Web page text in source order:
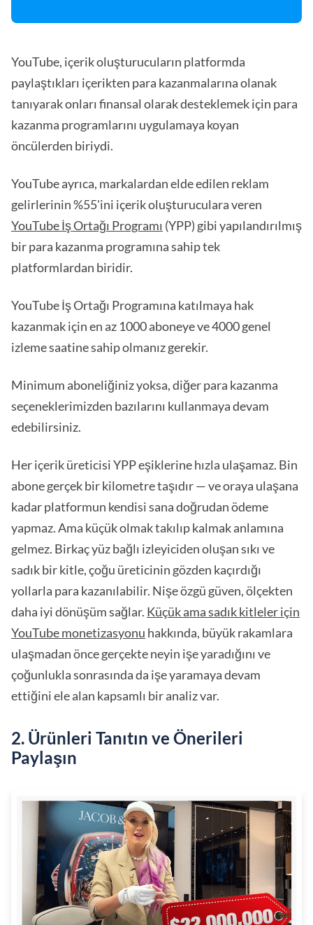
YouTube, içerik oluşturucuların platformda
paylaştıkları içerikten para kazanmalarına olanak
tanıyarak onları finansal olarak desteklemek için para
kazanma programlarını uygulamaya koyan
öncülerden biriydi.
YouTube ayrıca, markalardan elde edilen reklam
gelirlerinin %55'ini içerik oluşturuculara veren
YouTube İş Ortağı Programı (YPP) gibi yapılandırılmış
bir para kazanma programına sahip tek
platformlardan biridir.
YouTube İş Ortağı Programına katılmaya hak
kazanmak için en az 1000 aboneye ve 4000 genel
izleme saatine sahip olmanız gerekir.
Minimum aboneliğiniz yoksa, diğer para kazanma
seçeneklerimizden bazılarını kullanmaya devam
edebilirsiniz.
Her içerik üreticisi YPP eşiklerine hızla ulaşamaz. Bin
abone gerçek bir kilometre taşıdır — ve oraya ulaşana
kadar platformun kendisi sana doğrudan ödeme
yapmaz. Ama küçük olmak takılıp kalmak anlamına
gelmez. Birkaç yüz bağlı izleyiciden oluşan sıkı ve
sadık bir kitle, çoğu üreticinin gözden kaçırdığı
yollarla para kazanılabilir. Nişe özgü güven, ölçekten
daha iyi dönüşüm sağlar. Küçük ama sadık kitleler için
YouTube monetizasyonu hakkında, büyük rakamlara
ulaşmadan önce gerçekte neyin işe yaradığını ve
çoğunlukla sonrasında da işe yaramaya devam
ettiğini ele alan kapsamlı bir analiz var.
2. Ürünleri Tanıtın ve Önerileri
Paylaşın